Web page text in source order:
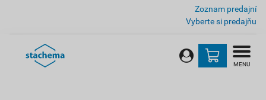
Zoznam predajní
Vyberte si predajňu
MENU